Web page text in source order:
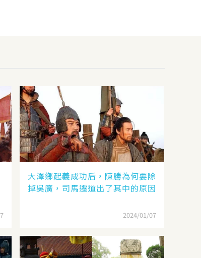
大澤鄉起義成功后，陳勝為何要除
掉吳廣，司馬遷道出了其中的原因
2024/01/07